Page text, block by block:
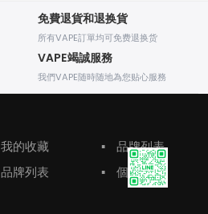
免費退貨和退换貨
所有VAPE訂單均可免费退换货
VAPE竭誠服務
我們VAPE随時随地為您贴心服務
我的收藏
品牌列表
▪
品牌列表
▪
個人中心